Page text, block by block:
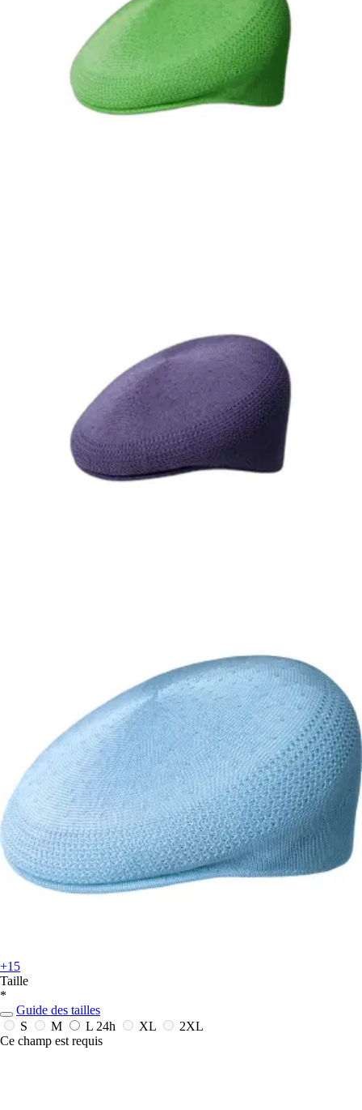
+15
Taille
*
Guide des tailles
S
M L 24h XL
2XL
Ce champ est requis